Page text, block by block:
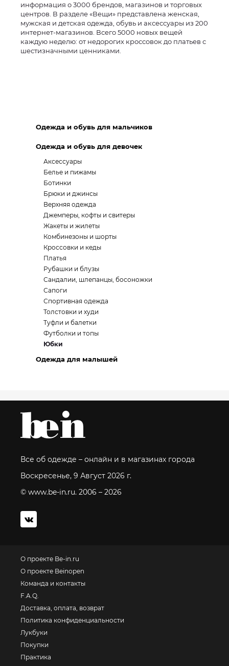
информация о 3000 брендов, магазинов и торговых
центров. В разделе «Вещи» представлена женская,
мужская и детская одежда, обувь и аксессуары из 200
интернет-магазинов. Всего 5000 новых вещей
каждую неделю: от недорогих кроссовок до платьев с
шестизначными ценниками.
Одежда и обувь для мальчиков
Одежда и обувь для девочек
Аксессуары
Белье и пижамы
Ботинки
Брюки и джинсы
Верхняя одежда
Джемперы, кофты и свитеры
Жакеты и жилеты
Комбинезоны и шорты
Кроссовки и кеды
Платья
Рубашки и блузы
Сандалии, шлепанцы, босоножки
Сапоги
Спортивная одежда
Толстовки и худи
Туфли и балетки
Футболки и топы
Юбки
Одежда для малышей
Все об одежде – онлайн и в магазинах города
Воскресенье, 9 Август 2026 г.
© www.be-in.ru. 2006 – 2026
О проекте Be-in.ru
О проекте Beinopen
Команда и контакты
F.A.Q.
Доставка, оплата, возврат
Политика конфиденциальности
Лукбуки
Покупки
Практика